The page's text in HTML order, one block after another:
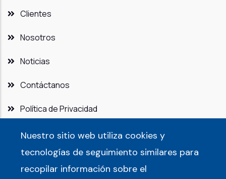
Nuestro sitio web utiliza cookies y
tecnologías de seguimiento similares para
recopilar información sobre el
Clientes
Nosotros
Noticias
Contáctanos
Política de Privacidad